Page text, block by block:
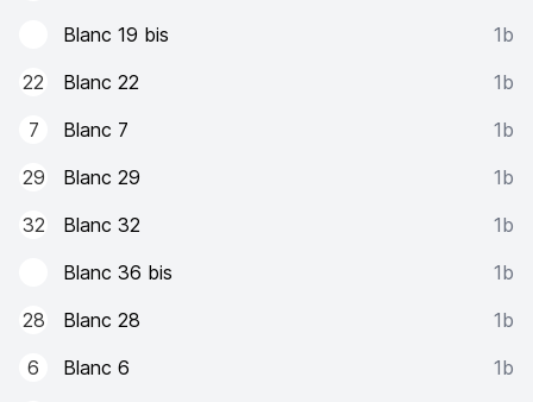
Blanc 19 bis
1b
22
Blanc 22
1b
7
Blanc 7
1b
29
Blanc 29
1b
32
Blanc 32
1b
Blanc 36 bis
1b
28
Blanc 28
1b
6
Blanc 6
1b